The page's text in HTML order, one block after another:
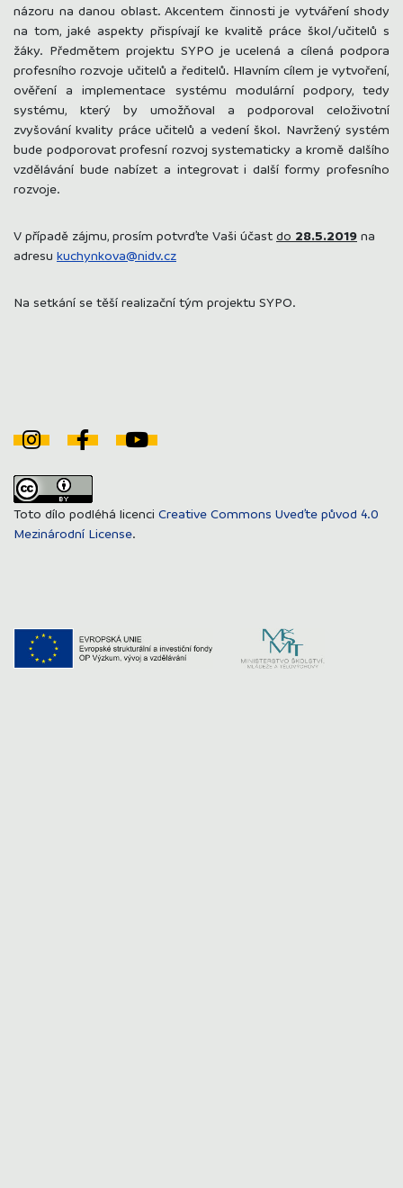
názoru na danou oblast. Akcentem činnosti je vytváření shody
na tom, jaké aspekty přispívají ke kvalitě práce škol/učitelů s
žáky. Předmětem projektu SYPO je ucelená a cílená podpora
profesního rozvoje učitelů a ředitelů. Hlavním cílem je vytvoření,
ověření a implementace systému modulární podpory, tedy
systému, který by umožňoval a podporoval celoživotní
zvyšování kvality práce učitelů a vedení škol. Navržený systém
bude podporovat profesní rozvoj systematicky a kromě dalšího
vzdělávání bude nabízet a integrovat i další formy profesního
rozvoje.
V případě zájmu, prosím potvrďte Vaši účast do 28.5.2019 na
adresu kuchynkova@nidv.cz
Na setkání se těší realizační tým projektu SYPO.
Toto dílo podléhá licenci Creative Commons Uveďte původ 4.0
Mezinárodní License.